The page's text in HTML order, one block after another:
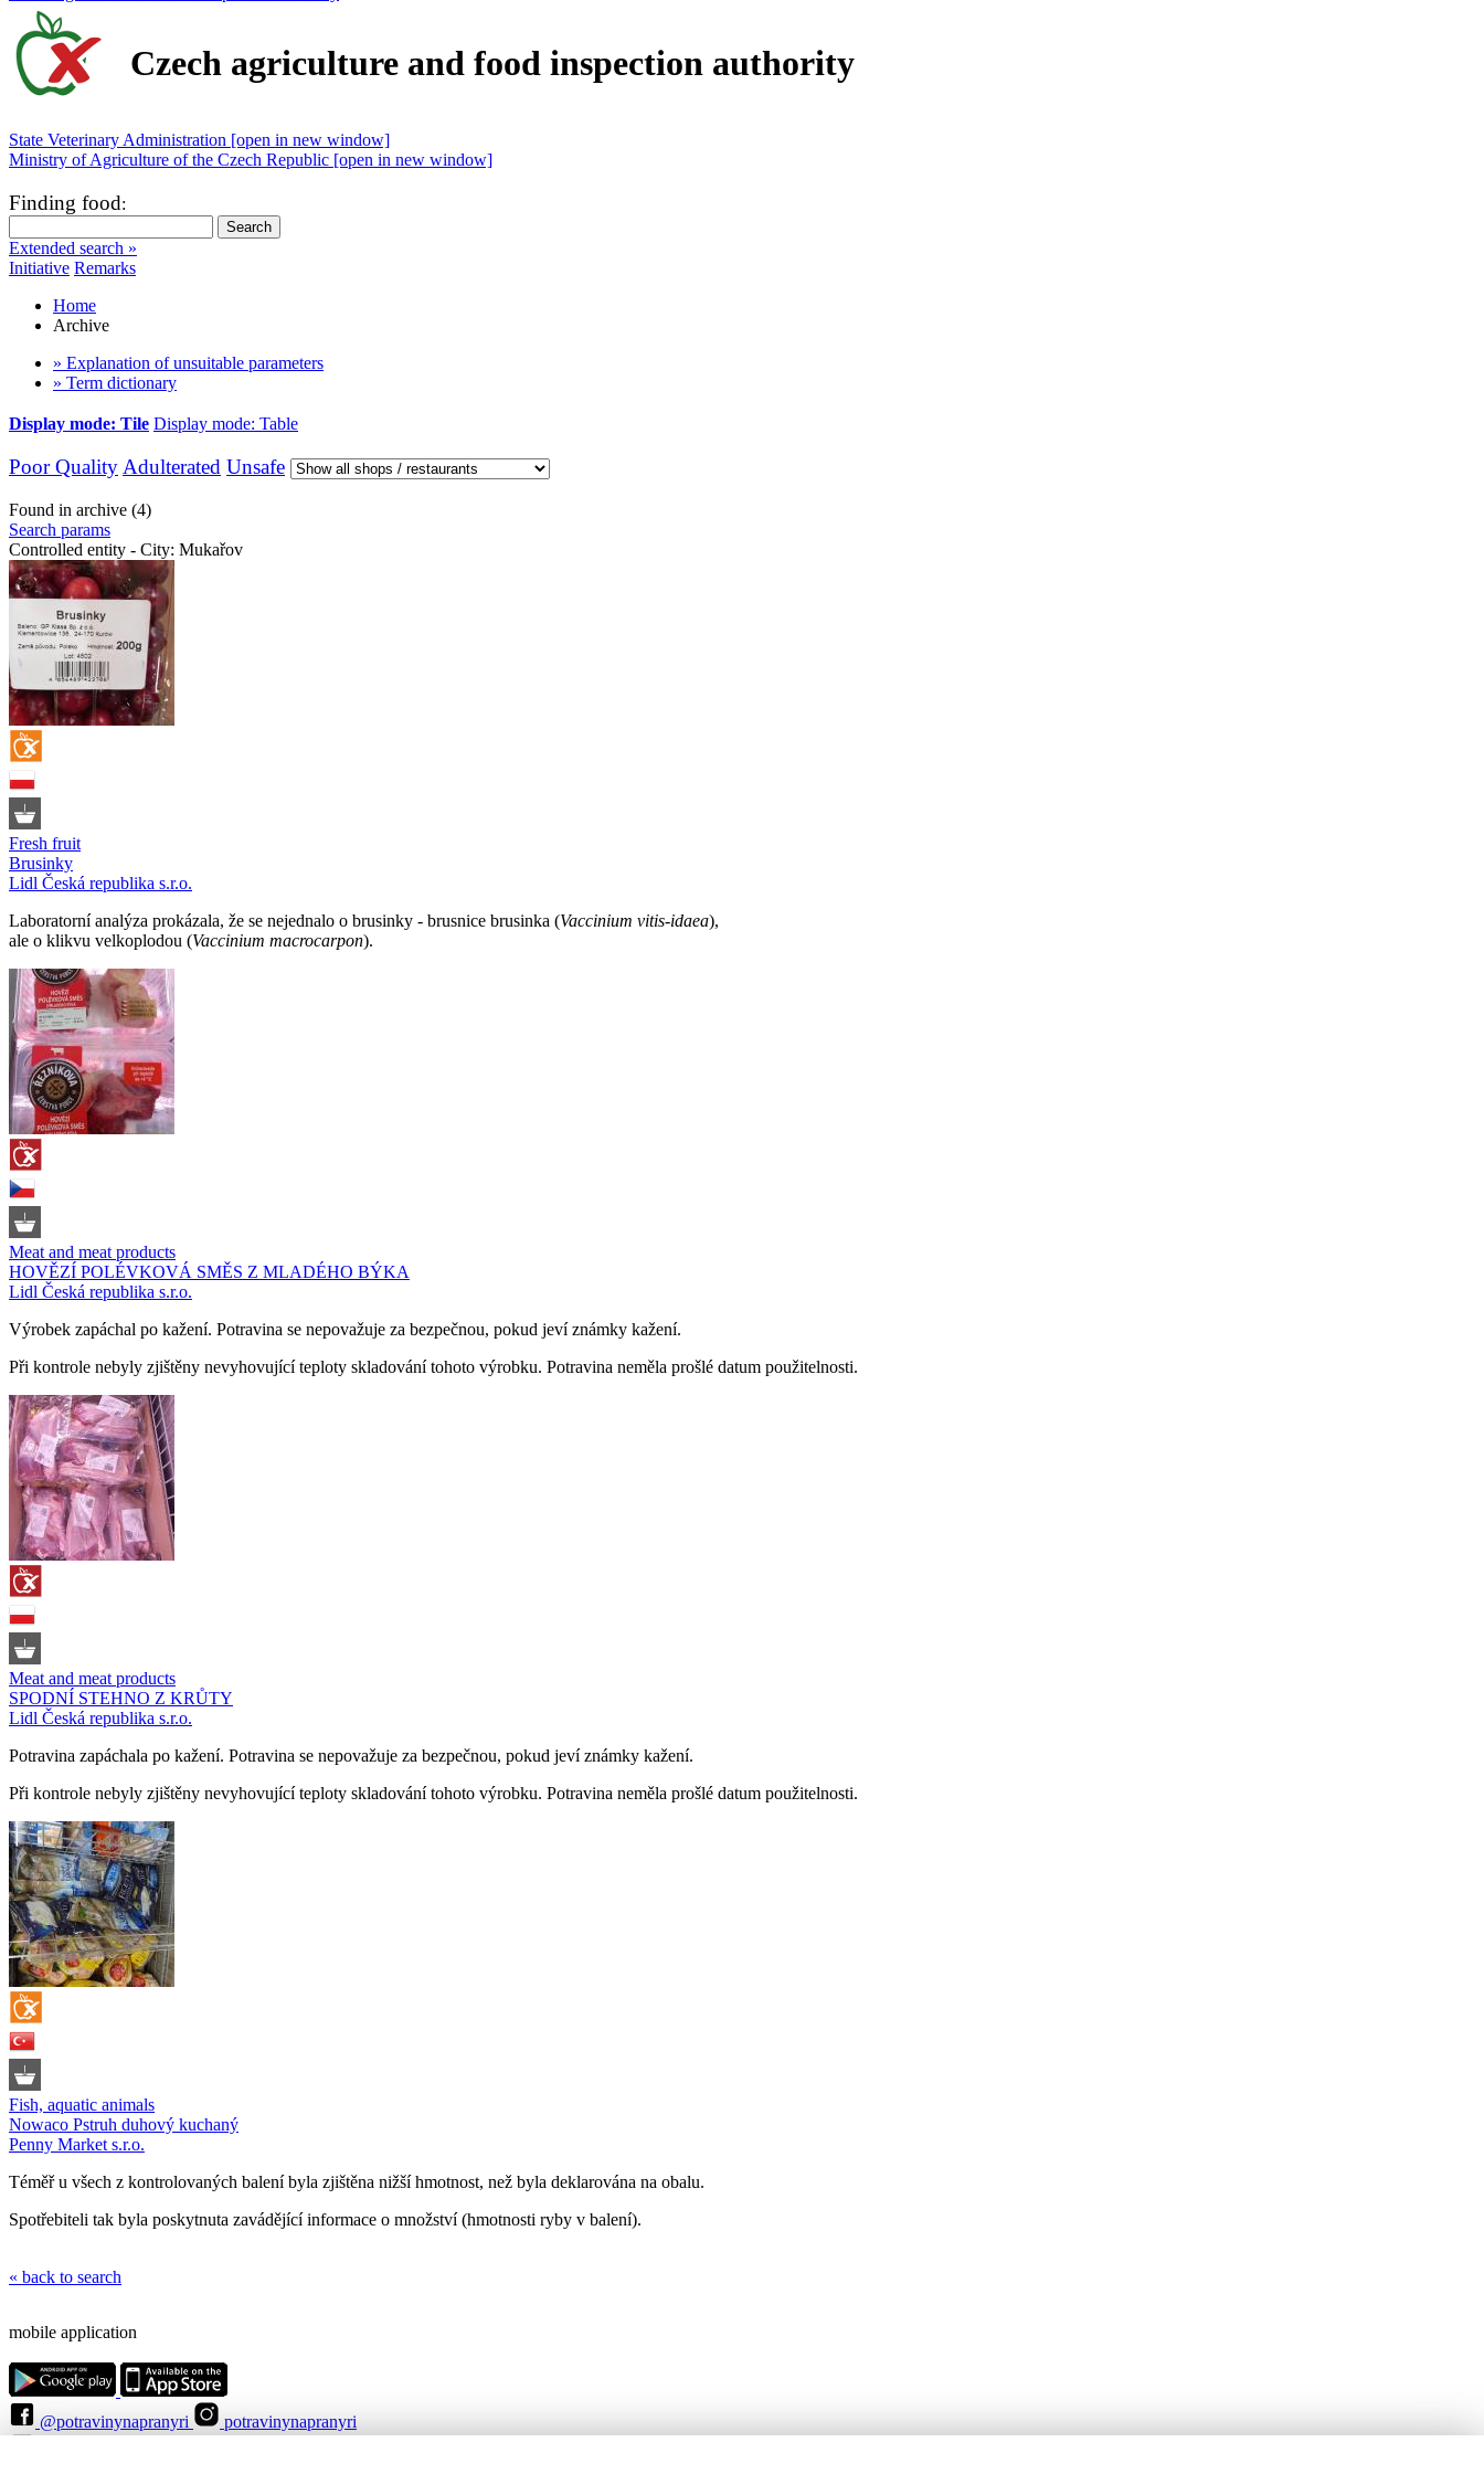
Czech agriculture and food inspection authority
State Veterinary Administration [open in new window]
Ministry of Agriculture of the Czech Republic [open in new window]
Finding food:
Extended search »
Initiative Remarks
Home
Archive
» Explanation of unsuitable parameters
» Term dictionary
Display mode: Tile Display mode: Table
Poor Quality Adulterated Unsafe
Found in archive (4)
Search params
Controlled entity - City: Mukařov
Fresh fruit
Brusinky
Lidl Česká republika s.r.o.
Laboratorní analýza prokázala, že se nejednalo o brusinky - brusnice brusinka (Vaccinium vitis-idaea),
ale o klikvu velkoplodou (Vaccinium macrocarpon).
Meat and meat products
HOVĚZÍ POLÉVKOVÁ SMĚS Z MLADÉHO BÝKA
Lidl Česká republika s.r.o.
Výrobek zapáchal po kažení. Potravina se nepovažuje za bezpečnou, pokud jeví známky kažení.
Při kontrole nebyly zjištěny nevyhovující teploty skladování tohoto výrobku. Potravina neměla prošlé datum použitelnosti.
Meat and meat products
SPODNÍ STEHNO Z KRŮTY
Lidl Česká republika s.r.o.
Potravina zapáchala po kažení. Potravina se nepovažuje za bezpečnou, pokud jeví známky kažení.
Při kontrole nebyly zjištěny nevyhovující teploty skladování tohoto výrobku. Potravina neměla prošlé datum použitelnosti.
Fish, aquatic animals
Nowaco Pstruh duhový kuchaný
Penny Market s.r.o.
Téměř u všech z kontrolovaných balení byla zjištěna nižší hmotnost, než byla deklarována na obalu.
Spotřebiteli tak byla poskytnuta zavádějící informace o množství (hmotnosti ryby v balení).
« back to search
mobile application
@potravinynapranyri
potravinynapranyri